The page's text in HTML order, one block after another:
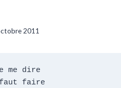
2011
me dire
faire